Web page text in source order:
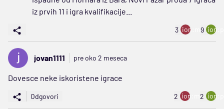
iz prvih 11 i igra kvalifikacije...
3 ion:minus
9
jovan1111 pre oko 2 meseca
Dovesce neke iskoristene igrace
Odgovori 2 ion:minus
2